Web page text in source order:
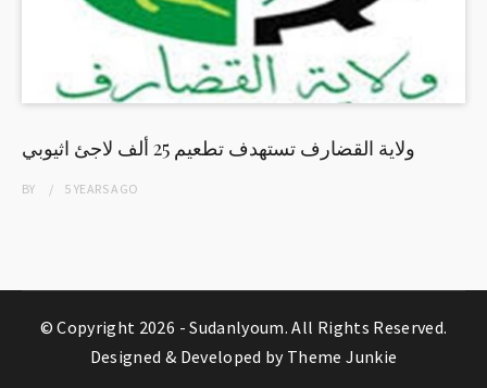
ولاية القضارف تستهدف تطعيم 25 ألف لاجئ اثيوبي
BY 5 YEARSAGO
© Copyright 2026 -Sudanlyoum. All Rights Reserved.
Designed & Developed by Theme Junkie